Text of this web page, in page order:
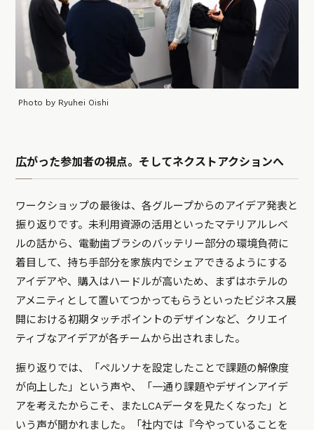
Photo by Ryuhei Oishi
広がった参加者の視点。そしてネクストアクションへ
ワークショップの最後は、各グループからのアイデア発表と
振り返りです。未利用資源の活用といったマテリアルレベ
ルの話から、電動歯ブラシのバッテリー部分の環境負荷に
着目して、持ち手部分を家族内でシェアできるようにする
アイデアや、購入はハードルが高いため、まずはホテルの
アメニティとして置いてつかってもらうといったビジネス展
開における初期タッチポイントのデザインなど、クリエイ
ティブなアイデアが各チームから出されました。
振り返りでは、「ペルソナを設定したことで課題の解像度
が向上した」という声や、「一通り課題やデザインアイデ
アを考えたからこそ、またLCAデータを見たくなった」と
いう声が聞かれました。「社内では『今やっていることを